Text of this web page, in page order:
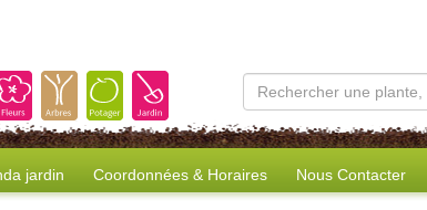
jardin Coordonnées & Horaires Nous Contacter